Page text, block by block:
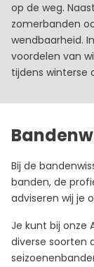
op de weg.
zomerbanden
wendbaarheid.
voordelen van
tijdens winterse
Bij de
banden, de
adviseren wij je
Je kunt bij onze
diverse soorten